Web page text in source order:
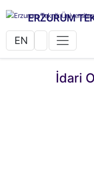
ERZURUM
EN
İdari